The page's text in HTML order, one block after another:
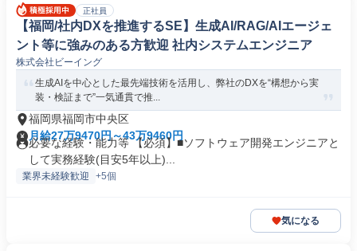
正社員
【福岡/社内DXを推進するSE】生成AI/RAG/AIエージェ
ント等に強みのある方歓迎 社内システムエンジニア
株式会社ビーイング
生成AIを中心とした最先端技術を活用し、弊社のDXを“構想から実
装・検証まで”一気通貫で推...
福岡県福岡市中央区
月給27万9470円～43万9460円
必要な経験・能力等 【必須】■ソフトウェア開発エンジニアと
して実務経験(目安5年以上)...
業界未経験歓迎 +5個
気になる